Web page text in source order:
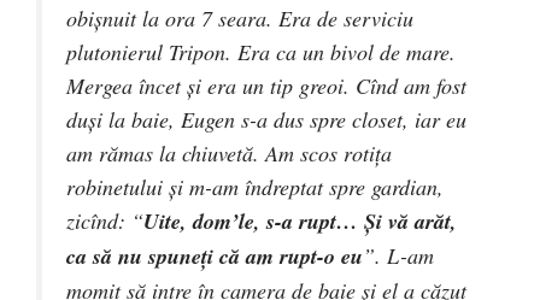
obişnuit la ora 7 seara. Era de serviciu
plutonierul Tripon. Era ca un bivol de mare.
Mergea încet şi era un tip greoi. Cînd am fost
duşi la baie, Eugen s-a dus spre closet, iar eu
am rămas la chiuvetă. Am scos rotiţa
robinetului şi m-am îndreptat spre gardian,
zicînd: “Uite, dom’le, s-a rupt… Şi vă arăt,
ca să nu spuneţi că am rupt-o eu”. L-am
momit să intre în camera de baie şi el a căzut